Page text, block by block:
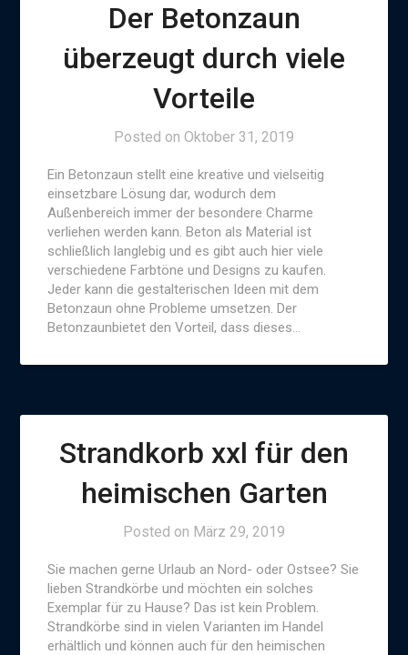
Der Betonzaun
überzeugt durch viele
Vorteile
Posted on Oktober 31, 2019
Ein Betonzaun stellt eine kreative und vielseitig
einsetzbare Lösung dar, wodurch dem
Außenbereich immer der besondere Charme
verliehen werden kann. Beton als Material ist
schließlich langlebig und es gibt auch hier viele
verschiedene Farbtöne und Designs zu kaufen.
Jeder kann die gestalterischen Ideen mit dem
Betonzaun ohne Probleme umsetzen. Der
Betonzaunbietet den Vorteil, dass dieses…
Strandkorb xxl für den
heimischen Garten
Posted on März 29, 2019
Sie machen gerne Urlaub an Nord- oder Ostsee? Sie
lieben Strandkörbe und möchten ein solches
Exemplar für zu Hause? Das ist kein Problem.
Strandkörbe sind in vielen Varianten im Handel
erhältlich und können auch für den heimischen